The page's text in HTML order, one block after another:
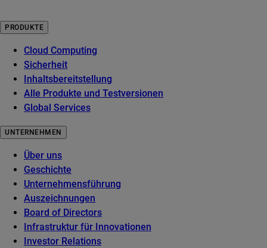
PRODUKTE
Cloud Computing
Sicherheit
Inhaltsbereitstellung
Alle Produkte und Testversionen
Global Services
UNTERNEHMEN
Über uns
Geschichte
Unternehmensführung
Auszeichnungen
Board of Directors
Infrastruktur für Innovationen
Investor Relations